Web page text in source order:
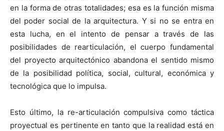
en la forma de otras totalidades; esa es la función misma
del poder social de la arquitectura. Y si no se entra en
esta lucha, en el intento de pensar a través de las
posibilidades de rearticulación, el cuerpo fundamental
del proyecto arquitectónico abandona el sentido mismo
de la posibilidad política, social, cultural, económica y
tecnológica que lo impulsa.
Esto último, la re-articulación compulsiva como táctica
proyectual es pertinente en tanto que la realidad está en